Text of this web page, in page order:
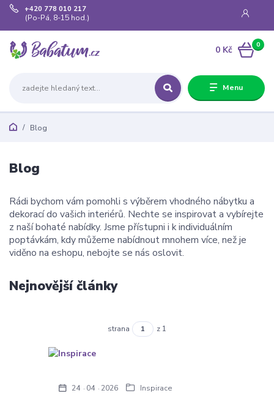
Menu
+420 778 010 217
(Po-Pá, 8-15 hod.)
0
0 Kč
Blog
Blog
Rádi bychom vám pomohli s výběrem vhodného nábytku a
dekorací do vašich interiérů. Nechte se inspirovat a vybírejte
z naší bohaté nabídky. Jsme přístupni i k individuálním
poptávkám, kdy můžeme nabídnout mnohem více, než je
viděno na eshopu, nebojte se nás oslovit.
Nejnovější články
strana z 1
24 04 2026 Inspirace